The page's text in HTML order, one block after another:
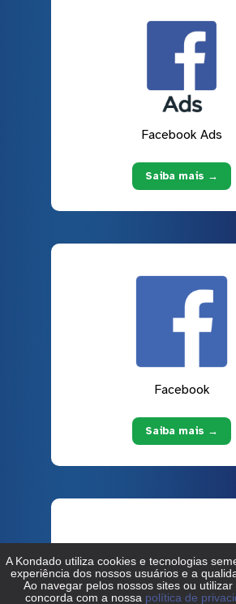
Facebook Ads
Saiba mais →
Facebook
Saiba mais →